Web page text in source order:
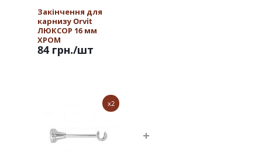
Закінчення для
карнизу Orvit
ЛЮКСОР 16 мм
ХРОМ
84 грн./шт
x2